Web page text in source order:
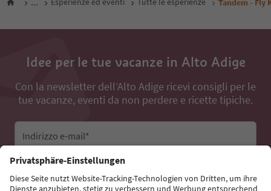
Tandem - Fly
Idee per le tue vacanze in Alto Adige
Con la newsletter dell’Alto Adige ricevi consigli per le
tue vacanze, eventi da non perdere e ricette tipiche.
Indirizzo e-mail*
Iscriviti alla newsletter